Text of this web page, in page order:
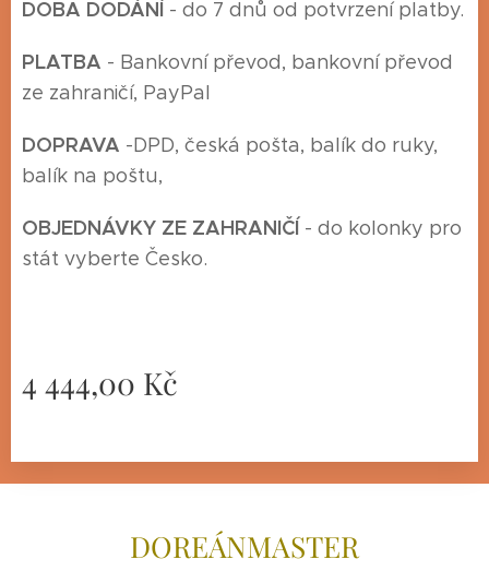
DOBA DODÁNÍ - do 7 dnů od potvrzení platby.
PLATBA - Bankovní převod, bankovní převod
ze zahraničí, PayPal
DOPRAVA -DPD, česká pošta, balík do ruky,
balík na poštu,
OBJEDNÁVKY ZE ZAHRANIČÍ - do kolonky pro
stát vyberte Česko.
4 444,00 Kč
DOREÁNMASTER